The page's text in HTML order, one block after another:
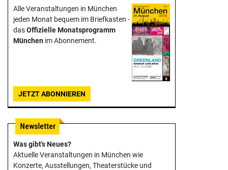
Alle Veranstaltungen in München
jeden Monat bequem im Briefkasten -
dasOffizielle Monats­programm
München im Abonnement.
JETZT ABONNIEREN
Was gibt's Neues?
Aktuelle Veranstaltungen in München wie
Konzerte, Ausstellungen, Theater­stücke und